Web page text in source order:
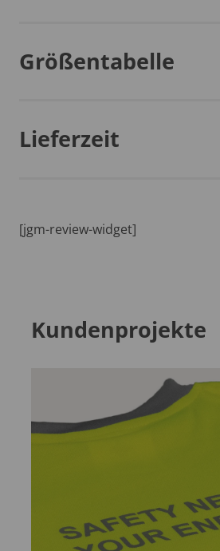
Größentabelle
Lieferzeit
[jgm-review-widget]
Kundenprojekte